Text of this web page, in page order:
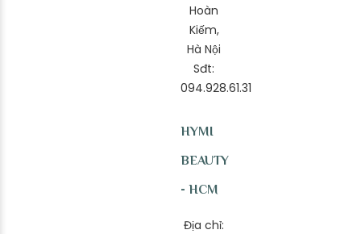
Hoàn
Kiếm,
Hà Nội
Sđt:
094.928.61.31
HYMI
BEAUTY
- HCM
Địa chỉ: